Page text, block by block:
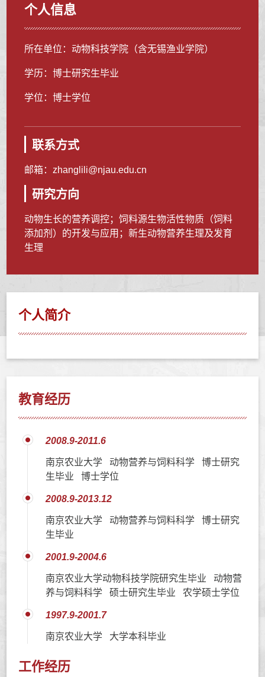
个人信息
所在单位：动物科技学院（含无锡渔业学院）
学历：博士研究生毕业
学位：博士学位
联系方式
邮箱： zhanglili@njau.edu.cn
研究方向
动物生长的营养调控；饲料源生物活性物质（饲料
添加剂）的开发与应用；新生动物营养生理及发育
生理
个人简介
教育经历
2008.9-2011.6
南京农业大学 动物营养与饲料科学 博士研究
生毕业 博士学位
2008.9-2013.12
南京农业大学 动物营养与饲料科学 博士研究
生毕业
2001.9-2004.6
南京农业大学动物科技学院研究生毕业 动物营
养与饲料科学 硕士研究生毕业 农学硕士学位
1997.9-2001.7
南京农业大学 大学本科毕业
工作经历